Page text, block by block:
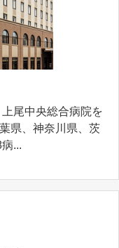
尾中央総合病院を
県、神奈川県、茨
...